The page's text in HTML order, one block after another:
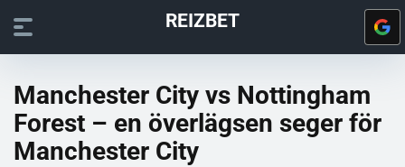
REIZBET
Manchester City vs Nottingham
Forest – en överlägsen seger för
Manchester City